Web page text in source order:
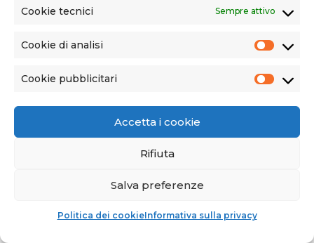
Cookie tecnici Sempre attivo
Cookie di analisi
analisi
Cookie pubblicitari
Accetta i cookie
Rifiuta
Salva preferenze
Politica dei cookieInformativa sulla privacy
CICLI DI STERILIZZAZIONE